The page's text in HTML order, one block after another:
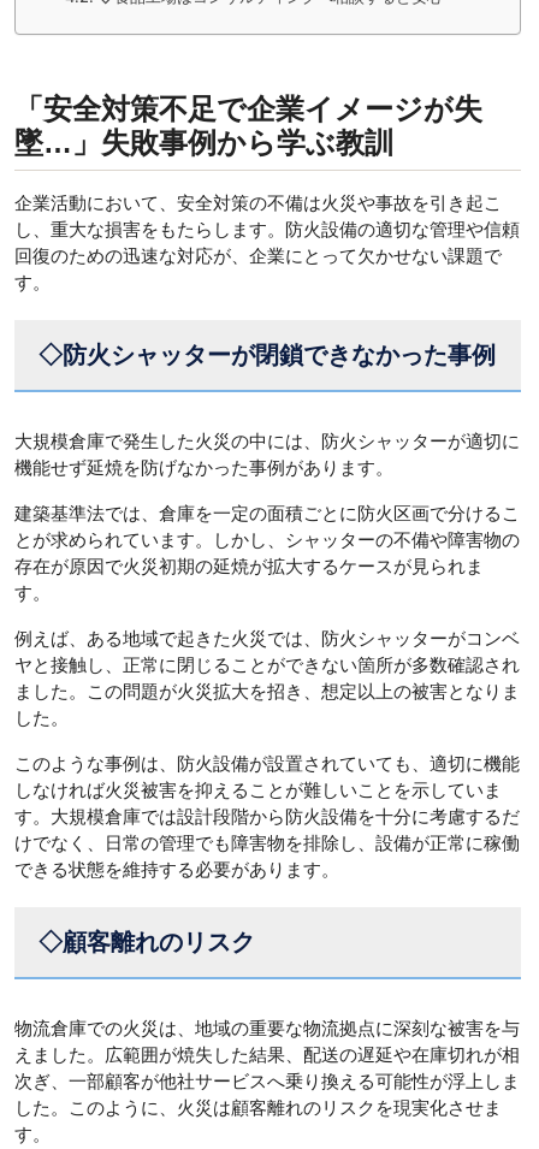
「安全対策不足で企業イメージが失
墜…」失敗事例から学ぶ教訓
企業活動において、安全対策の不備は火災や事故を引き起こ
し、重大な損害をもたらします。防火設備の適切な管理や信頼
回復のための迅速な対応が、企業にとって欠かせない課題で
す。
◇防火シャッターが閉鎖できなかった事例
大規模倉庫で発生した火災の中には、防火シャッターが適切に
機能せず延焼を防げなかった事例があります。
建築基準法では、倉庫を一定の面積ごとに防火区画で分けるこ
とが求められています。しかし、シャッターの不備や障害物の
存在が原因で火災初期の延焼が拡大するケースが見られま
す。
例えば、ある地域で起きた火災では、防火シャッターがコンベ
ヤと接触し、正常に閉じることができない箇所が多数確認され
ました。この問題が火災拡大を招き、想定以上の被害となりま
した。
このような事例は、防火設備が設置されていても、適切に機能
しなければ火災被害を抑えることが難しいことを示していま
す。大規模倉庫では設計段階から防火設備を十分に考慮するだ
けでなく、日常の管理でも障害物を排除し、設備が正常に稼働
できる状態を維持する必要があります。
◇顧客離れのリスク
物流倉庫での火災は、地域の重要な物流拠点に深刻な被害を与
えました。広範囲が焼失した結果、配送の遅延や在庫切れが相
次ぎ、一部顧客が他社サービスへ乗り換える可能性が浮上しま
した。このように、火災は顧客離れのリスクを現実化させま
す。